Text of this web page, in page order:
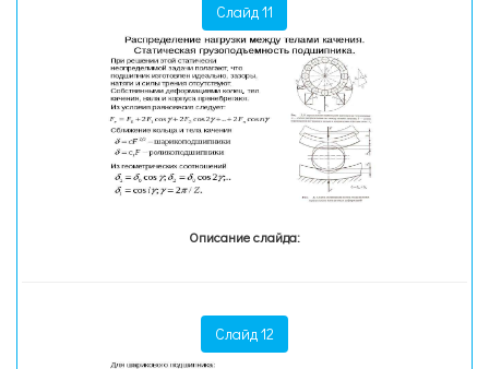
Слайд 11
Описание слайда:
Слайд 12